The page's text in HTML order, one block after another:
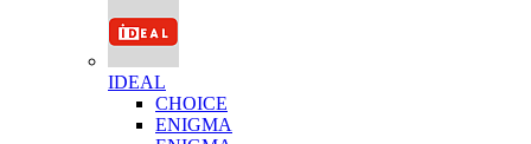
IDEAL
CHOICE
ENIGMA